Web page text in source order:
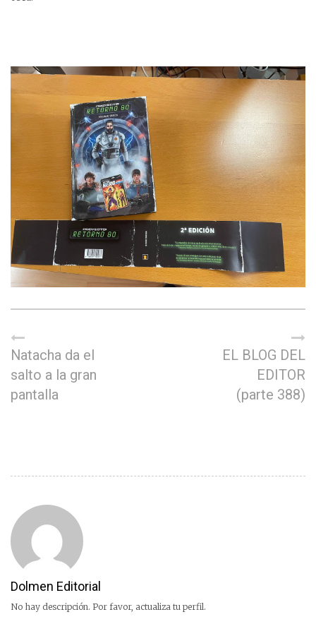
Natacha da el
salto a la gran
pantalla
EL BLOG DEL
EDITOR
(parte 388)
Dolmen Editorial
No hay descripción. Por favor, actualiza tu perfil.